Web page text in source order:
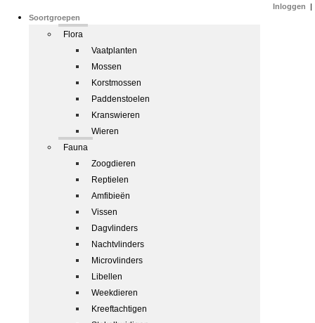
Soortgroepen
Flora
Vaatplanten
Mossen
Korstmossen
Paddenstoelen
Kranswieren
Wieren
Fauna
Zoogdieren
Reptielen
Amfibieën
Vissen
Dagvlinders
Nachtvlinders
Microvlinders
Libellen
Weekdieren
Kreeftachtigen
Inloggen |